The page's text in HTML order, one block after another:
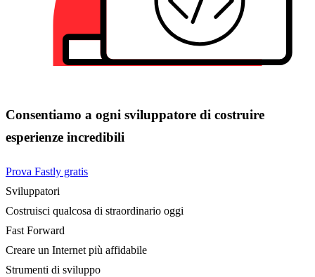
Consentiamo a ogni sviluppatore di costruire
esperienze incredibili
Prova Fastly gratis
Sviluppatori
Costruisci qualcosa di straordinario oggi
Fast Forward
Creare un Internet più affidabile
Strumenti di sviluppo